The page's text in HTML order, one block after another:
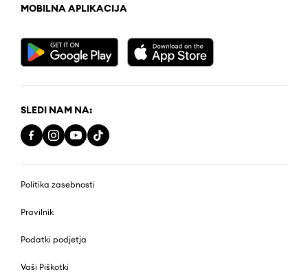
MOBILNA APLIKACIJA
SLEDI NAM NA:
Politika zasebnosti
Pravilnik
Podatki podjetja
Vaši Piškotki